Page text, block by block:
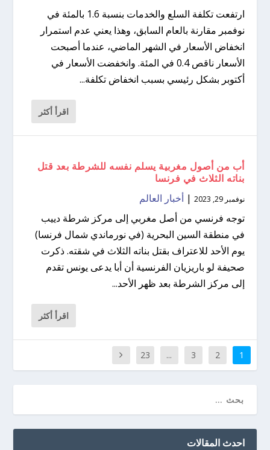
ارتفعت تكلفة السلع والخدمات بنسبة 1.6 بالمئة في
نوفمبر مقارنة بالعام السابق، وهذا يعني عدم استمرار
انخفاض الأسعار في الشهر الماضي، عندما أصبحت
الأسعار ناقص 0.4 في المئة. وانخفضت الأسعار في
أكتوبر بشكل رئيسي بسبب انخفاض تكلفة...
اقرأ أكثر
أب من أصول مغربية يسلم نفسه للشرطة بعد قتل
بناته الثلاث في فرنسا
نوفمبر 29, 2023 |أخبار العالم
توجه فرنسي من أصل مغربي إلى مركز شرطة دييب
في منطقة السين البحرية (في نورماندي شمال فرنسا)
يوم الأحد للاعتراف بقتل بناته الثلاث في شقته. ذكرت
صحيفة لو باريزيان الفرنسية أن أبا يدعى يونس تقدم
إلى مركز الشرطة بعد ظهر الأحد...
اقرأ أكثر
1
2
3
...
23
احدث المقالات